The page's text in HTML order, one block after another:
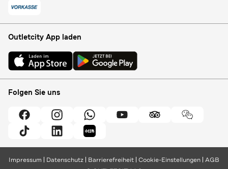
Outletcity App laden
Folgen Sie uns
Impressum Datenschutz Barrierefreiheit Cookie-Einstellungen AGB